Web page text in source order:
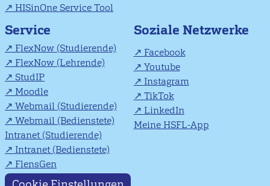
HISinOne Service Tool
Service
FlexNow (Studierende)
FlexNow (Lehrende)
StudIP
Moodle
Webmail (Studierende)
Webmail (Bedienstete)
Intranet (Studierende)
Intranet (Bedienstete)
FlensGen
Soziale Netzwerke
Facebook
Youtube
Instagram
TikTok
LinkedIn
Meine HSFL-App